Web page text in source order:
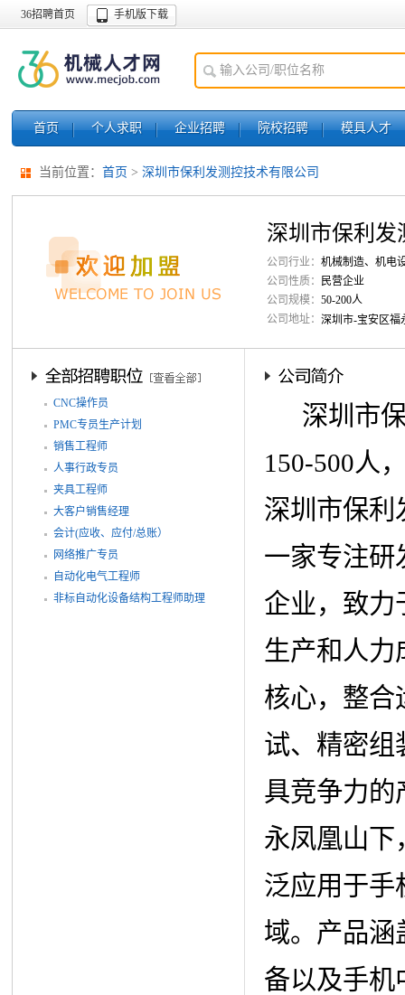
36招聘首页 手机版下载
首页 个人求职 企业招聘 院校招聘 模具人才
当前位置： 首页 > 深圳市保利发测控技术有限公司
深圳市保利发
公司行业： 机械制造、机电
公司性质：
民营企业
公司规模： 50-200人
公司地址： 深圳市-宝安区福
CNC操作员
PMC专员生产计划
销售工程师
人事行政专员
夹具工程师
大客户销售经理
会计(应收、应付/总账）
网络推广专员
自动化电气工程师
非标自动化设备结构工程师助理
深圳市保
150-500人
深圳市保利
一家专注研
企业，致力
生产和人力
核心，整合
试、精密组
具竞争力的
永凤凰山下
泛应用于手
域。产品涵
备以及手机